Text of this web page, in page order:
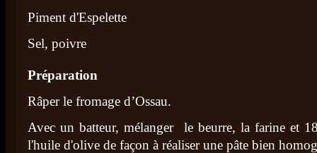
Piment d'Espelette
Sel, poivre
Préparation
Râper le fromage d’Ossau.
Avec un batteur, mélanger le beurre, la farine et
l'huile d'olive de façon à réaliser une pâte bien